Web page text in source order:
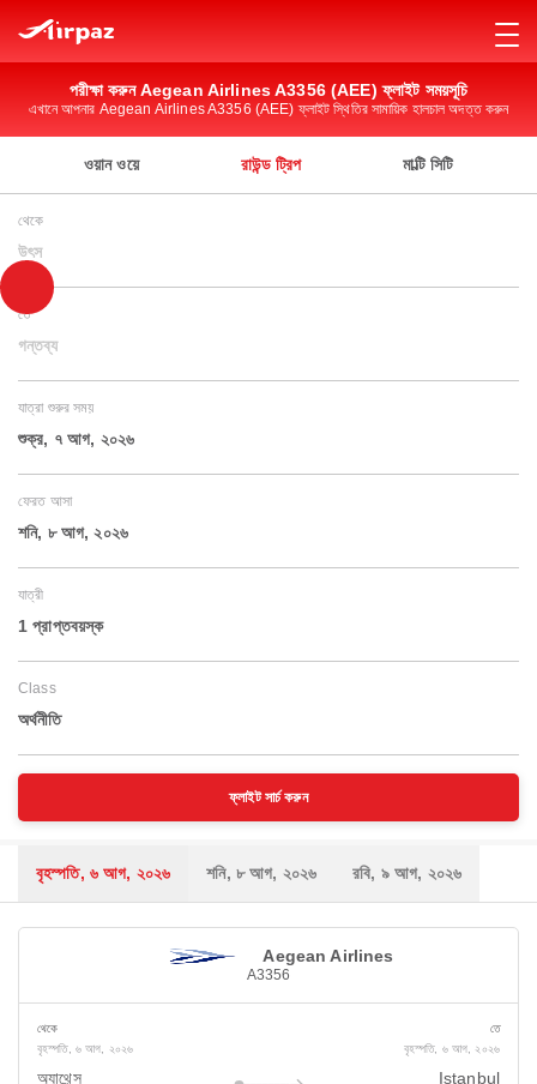
পরীক্ষা করুন Aegean Airlines A3356 (AEE) ফ্লাইট সময়সূচি
এখানে আপনার Aegean Airlines A3356 (AEE) ফ্লাইট স্থিতির সামায়িক হালচাল অদত্ত করুন
ওয়ান ওয়ে রাউন্ড ট্রিপ মাল্টি সিটি
থেকে
উৎস
তে
গন্তব্য
যাত্রা শুরুর সময়
শুক্র, ৭ আগ, ২০২৬
ফেরত আসা
শনি, ৮ আগ, ২০২৬
যাত্রী
1 প্রাপ্তবয়স্ক
Class
অর্থনীতি
ফ্লাইট সার্চ করুন
বৃহস্পতি, ৬ আগ, ২০২৬ শনি, ৮ আগ, ২০২৬ রবি, ৯ আগ, ২০২৬
Aegean Airlines
A3356
থেকে
বৃহস্পতি, ৬ আগ, ২০২৬
অ্যাথেন্স
তে
বৃহস্পতি, ৬ আগ, ২০২৬
Istanbul